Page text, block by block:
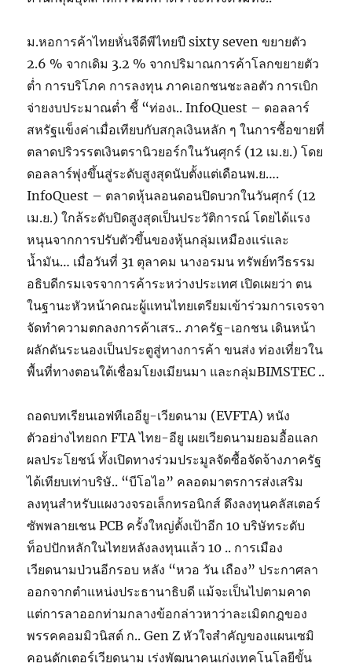
ม.หอการค้าไทยหั่นจีดีพีไทยปี sixty seven ขยายตัว
2.6 % จากเดิม 3.2 % จากปริมาณการค้าโลกขยายตัว
ต่ำ การบริโภค การลงทุน ภาคเอกชนชะลอตัว การเบิก
จ่ายงบประมาณต่ำ ชี้ “ท่องเ.. InfoQuest – ดอลลาร์
สหรัฐแข็งค่าเมื่อเทียบกับสกุลเงินหลัก ๆ ในการซื้อขายที่
ตลาดปริวรรตเงินตรานิวยอร์กในวันศุกร์ (12 เม.ย.) โดย
ดอลลาร์พุ่งขึ้นสู่ระดับสูงสุดนับตั้งแต่เดือนพ.ย….
InfoQuest – ตลาดหุ้นลอนดอนปิดบวกในวันศุกร์ (12
เม.ย.) ใกล้ระดับปิดสูงสุดเป็นประวัติการณ์ โดยได้แรง
หนุนจากการปรับตัวขึ้นของหุ้นกลุ่มเหมืองแร่และ
น้ำมัน… เมื่อวันที่ 31 ตุลาคม นางอรมน ทรัพย์ทวีธรรม
อธิบดีกรมเจรจาการค้าระหว่างประเทศ เปิดเผยว่า ตน
ในฐานะหัวหน้าคณะผู้แทนไทยเตรียมเข้าร่วมการเจรจา
จัดทำความตกลงการค้าเสร.. ภาครัฐ-เอกชน เดินหน้า
ผลักดันระนองเป็นประตูสู่ทางการค้า ขนส่ง ท่องเที่ยวใน
พื้นที่ทางตอนใต้เชื่อมโยงเมียนมา และกลุ่มBIMSTEC ..
ถอดบทเรียนเอฟทีเออียู-เวียดนาม (EVFTA) หนัง
ตัวอย่างไทยถก FTA ไทย-อียู เผยเวียดนามยอมอื้อแลก
ผลประโยชน์ ทั้งเปิดทางร่วมประมูลจัดซื้อจัดจ้างภาครัฐ
ได้เทียบเท่าบริษั.. “บีโอไอ” คลอดมาตรการส่งเสริม
ลงทุนสำหรับแผงวงจรอเล็กทรอนิกส์ ดึงลงทุนคลัสเตอร์
ซัพพลายเชน PCB ครั้งใหญ่ตั้งเป้าอีก 10 บริษัทระดับ
ท็อปปักหลักในไทยหลังลงทุนแล้ว 10 .. การเมือง
เวียดนามป่วนอีกรอบ หลัง “หวอ วัน เถือง” ประกาศลา
ออกจากตำแหน่งประธานาธิบดี แม้จะเป็นไปตามคาด
แต่การลาออกท่ามกลางข้อกล่าวหาว่าละเมิดกฎของ
พรรคคอมมิวนิสต์ ก.. Gen Z หัวใจสำคัญของแผนเซมิ
คอนดักเตอร์เวียดนาม เร่งพัฒนาคนเก่งเทคโนโลยีขั้น